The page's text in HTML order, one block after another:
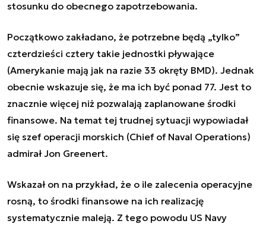
stosunku do obecnego zapotrzebowania.
Początkowo zakładano, że potrzebne będą „tylko”
czterdzieści cztery takie jednostki pływające
(Amerykanie mają jak na razie 33 okręty BMD). Jednak
obecnie wskazuje się, że ma ich być ponad 77. Jest to
znacznie więcej niż pozwalają zaplanowane środki
finansowe. Na temat tej trudnej sytuacji wypowiadał
się szef operacji morskich (Chief of Naval Operations)
admirał Jon Greenert.
Wskazał on na przykład, że o ile zalecenia operacyjne
rosną, to środki finansowe na ich realizację
systematycznie maleją. Z tego powodu US Navy